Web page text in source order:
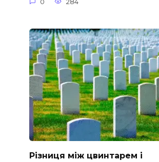
0 284
Різниця між цвинтарем і